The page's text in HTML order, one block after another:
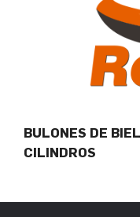
BULONES DE
CILINDROS